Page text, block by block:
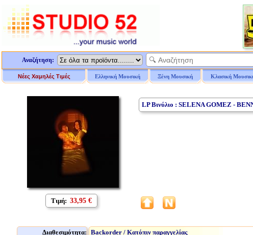
Αναζήτηση:
Νέες Χαμηλές Τιμές Ελληνική Μουσική Ξένη Μουσική Κλασική
Τιμή: 33,95 €
LP Βινύλιο : SELENA GOMEZ -
Διαθεσιμότητα: Backorder / Κατόπιν παραγγελίας